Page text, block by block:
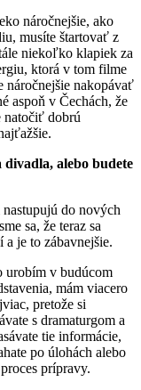
náročnejšie, ako
musíte štartovať z
niekoľko klapiek za
ktorá v tom filme
náročnejšie nakopávať
aspoň v Čechách, že
natočiť dobrú
divadla, alebo budete
do nových
sa, že teraz sa
je to zábavnejšie.
urobím v budúcom
mám viacero
pretože si
s dramaturgom a
tie informácie,
po úlohách alebo
prípravy.